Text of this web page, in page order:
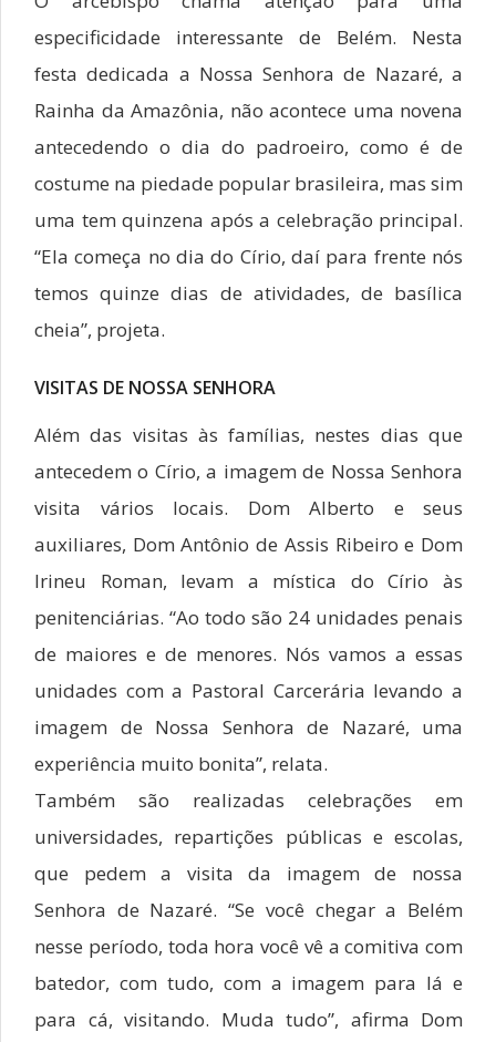
especificidade interessante de Belém. Nesta
festa dedicada a Nossa Senhora de Nazaré, a
Rainha da Amazônia, não acontece uma novena
antecedendo o dia do padroeiro, como é de
costume na piedade popular brasileira, mas sim
uma tem quinzena após a celebração principal.
“Ela começa no dia do Círio, daí para frente nós
temos quinze dias de atividades, de basílica
cheia”, projeta.
VISITAS DE NOSSA SENHORA
Além das visitas às famílias, nestes dias que
antecedem o Círio, a imagem de Nossa Senhora
visita vários locais. Dom Alberto e seus
auxiliares, Dom Antônio de Assis Ribeiro e Dom
Irineu Roman, levam a mística do Círio às
penitenciárias. “Ao todo são 24 unidades penais
de maiores e de menores. Nós vamos a essas
unidades com a Pastoral Carcerária levando a
imagem de Nossa Senhora de Nazaré, uma
experiência muito bonita”, relata.
Também são realizadas celebrações em
universidades, repartições públicas e escolas,
que pedem a visita da imagem de nossa
Senhora de Nazaré. “Se você chegar a Belém
nesse período, toda hora você vê a comitiva com
batedor, com tudo, com a imagem para lá e
para cá, visitando. Muda tudo”, afirma Dom